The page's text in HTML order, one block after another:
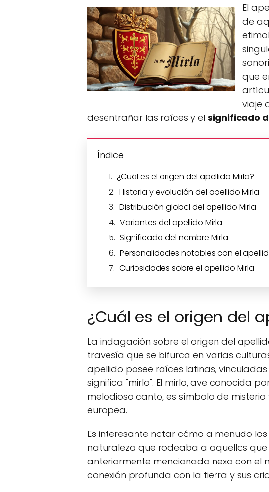
El
de
que
viaje
desentrañar las raíces y el significado
Índice
¿Cuál es el origen del apellido Mirla?
Historia y evolución del apellido Mirla
Distribución global del apellido Mirla
Variantes del apellido Mirla
Significado del nombre Mirla
Personalidades notables con el
Curiosidades sobre el apellido Mirla
¿Cuál es el origen del
La indagación sobre el origen del
travesía que se bifurca en varias
apellido posee raíces latinas,
significa "mirlo". El mirlo, ave conocida
melodioso canto, es símbolo de
europea.
Es interesante notar cómo a menudo los
naturaleza que rodeaba a aquellos
anteriormente mencionado nexo con el
conexión profunda con la tierra y sus